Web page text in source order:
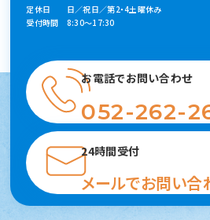
定休日 日／祝日／第2・4土曜休み
受付時間 8:30～17:30
お電話でお問い合わせ
052-262-
24時間受付
メールでお問い合